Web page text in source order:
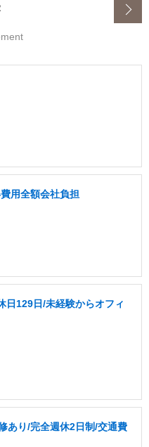
用全額会社負担
日129日/未経験からオフィ
あり/完全週休2日制/交通費